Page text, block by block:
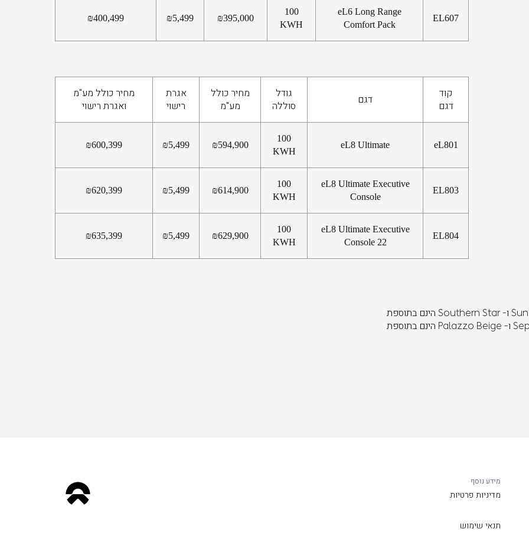
EL607
eL6 Long Range
Comfort Pack
100
KWH
₪395,000
₪5,499
₪400,499
קוד
דגם
דגם
גודל
סוללה
מחיר כולל
מע"מ
אגרת
רישוי
מחיר כולל מע"מ
ואגרת רישוי
eL801
eL8 Ultimate
100
KWH
₪594,900
₪5,499
₪600,399
EL803
eL8 Ultimate Executive
Console
100
KWH
₪614,900
₪5,499
₪620,399
EL804
eL8 Ultimate Executive
Console 22
100
KWH
₪629,900
₪5,499
₪635,399
* צבע Sunbathe Yellow, Airspace Blue, Arctic Green ו- Southern Star הינם בתוספת
תשלום של 10,000 ₪. (כולל מע"מ) * ריפודי Sepia Brown ו- Palazzo Beige הינם בתוספת
מידע נוסף
מדיניות פרטיות
תנאי שימוש